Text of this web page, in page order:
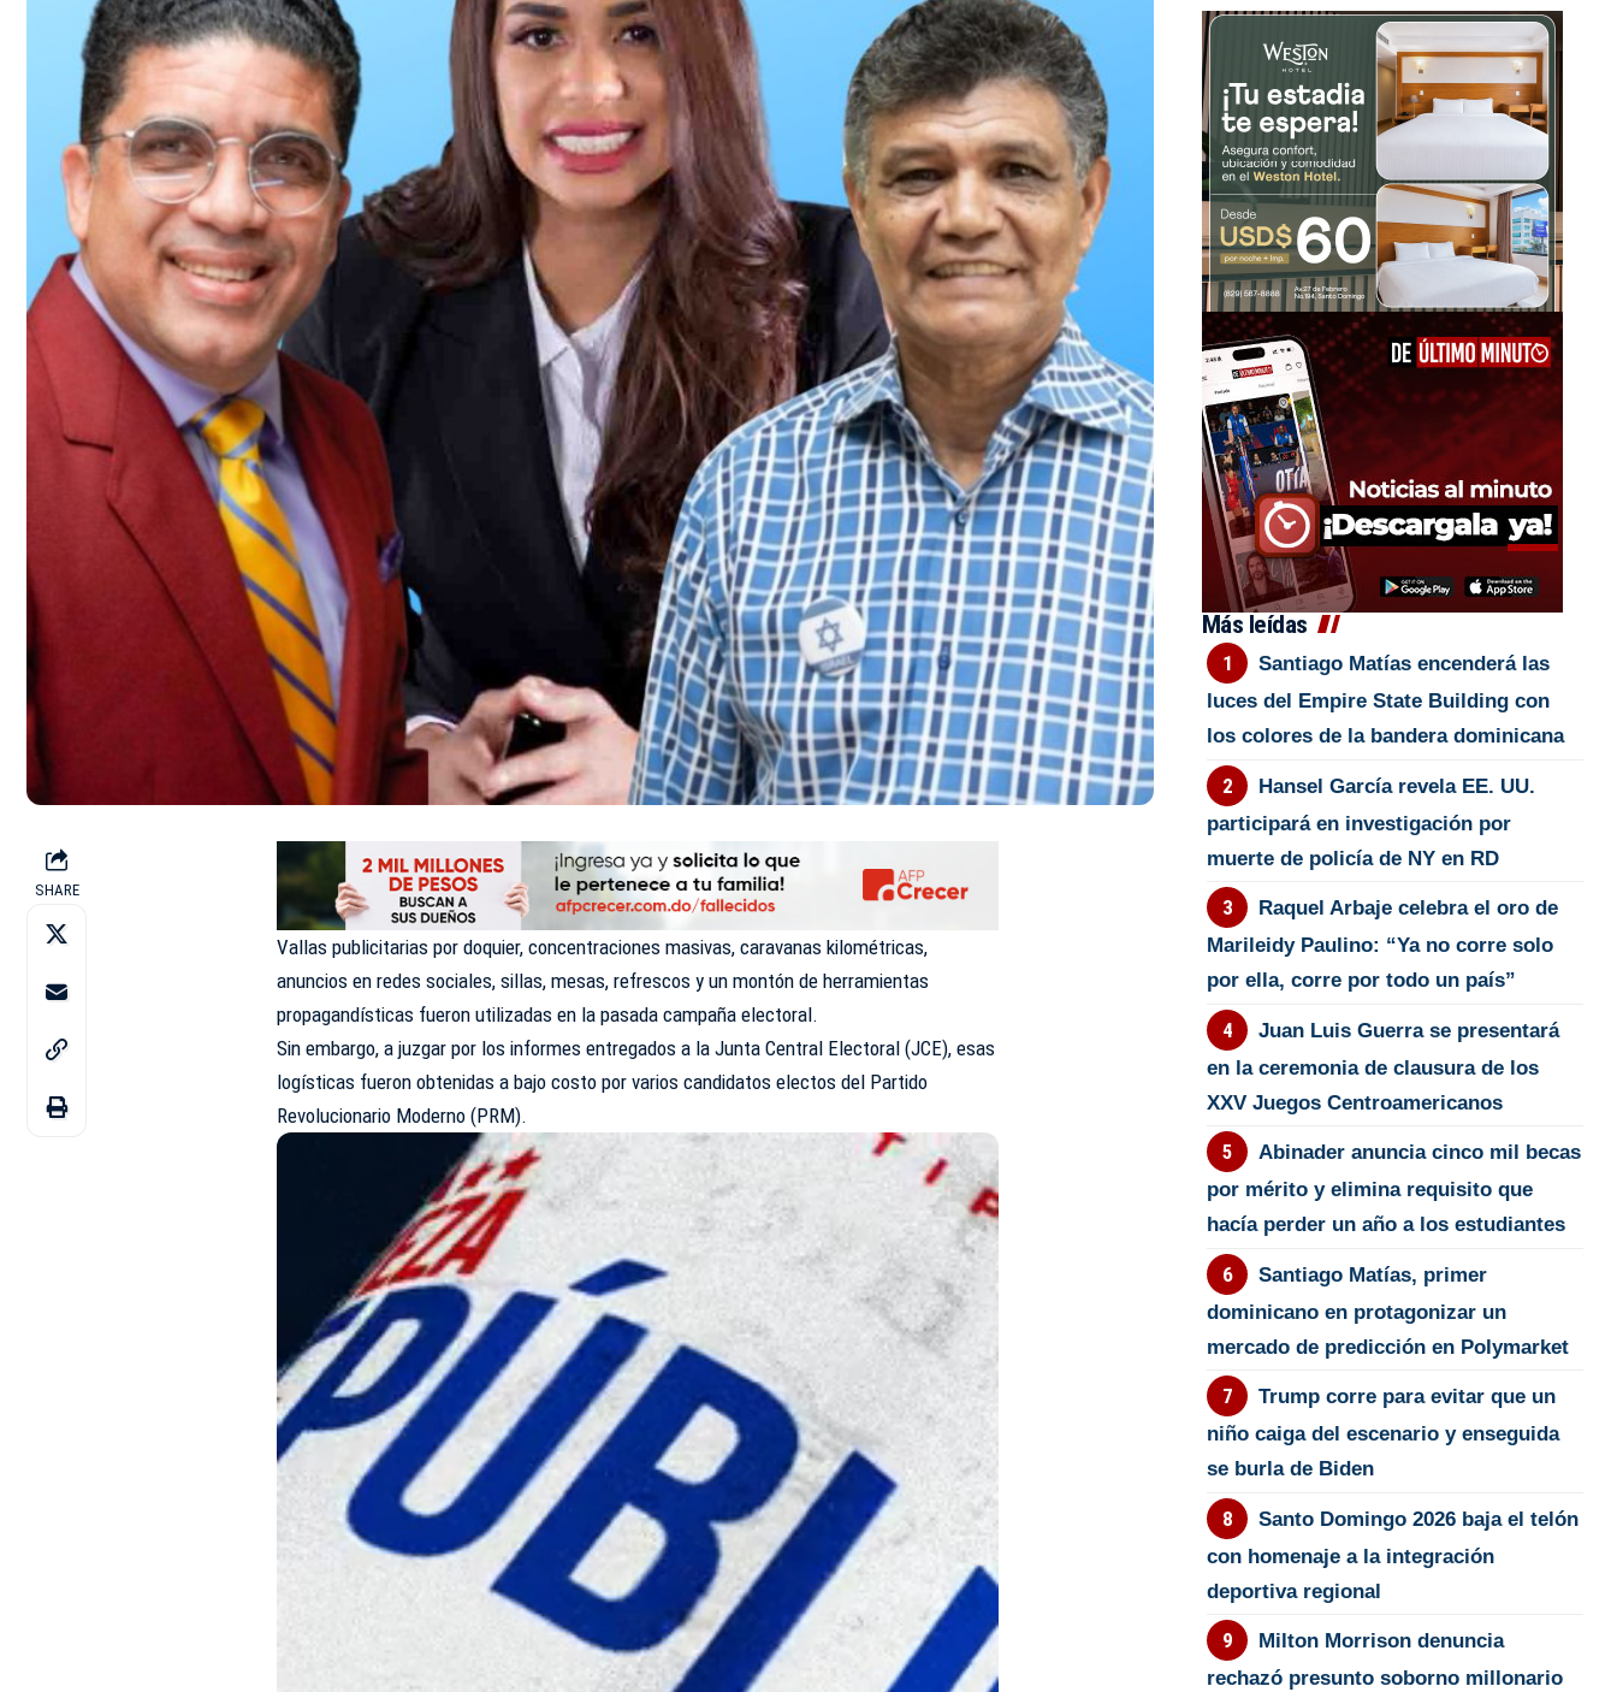
SHARE
Vallas publicitarias por doquier, concentraciones masivas, caravanas kilométricas,
anuncios en redes sociales, sillas, mesas, refrescos y un montón de herramientas
propagandísticas fueron utilizadas en la pasada campaña electoral.
Sin embargo, a juzgar por los informes entregados a la Junta Central Electoral (JCE), esas
logísticas fueron obtenidas a bajo costo por varios candidatos electos del Partido
Revolucionario Moderno (PRM).
Más leídas
Santiago Matías encenderá las
luces del Empire State Building con
los colores de la bandera dominicana
Hansel García revela EE. UU.
participará en investigación por
muerte de policía de NY en RD
Raquel Arbaje celebra el oro de
Marileidy Paulino: “Ya no corre solo
por ella, corre por todo un país”
Juan Luis Guerra se presentará
en la ceremonia de clausura de los
XXV Juegos Centroamericanos
Abinader anuncia cinco mil becas
por mérito y elimina requisito que
hacía perder un año a los estudiantes
Santiago Matías, primer
dominicano en protagonizar un
mercado de predicción en Polymarket
Trump corre para evitar que un
niño caiga del escenario y enseguida
se burla de Biden
Santo Domingo 2026 baja el telón
con homenaje a la integración
deportiva regional
Milton Morrison denuncia
rechazó presunto soborno millonario